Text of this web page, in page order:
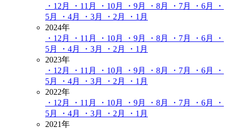
・12月
・11月 ・10月 ・9月 ・8月 ・7月 ・6月
・
5月
・4月 ・3月 ・2月
・1月
2024年
・12月
・11月 ・10月 ・9月 ・8月 ・7月 ・6月
・
5月
・4月 ・3月 ・2月
・1月
2023年
・12月
・11月 ・10月 ・9月 ・8月 ・7月 ・6月
・
5月
・4月 ・3月 ・2月
・1月
2022年
・12月
・11月 ・10月 ・9月 ・8月 ・7月 ・6月
・
5月
・4月 ・3月 ・2月
・1月
2021年